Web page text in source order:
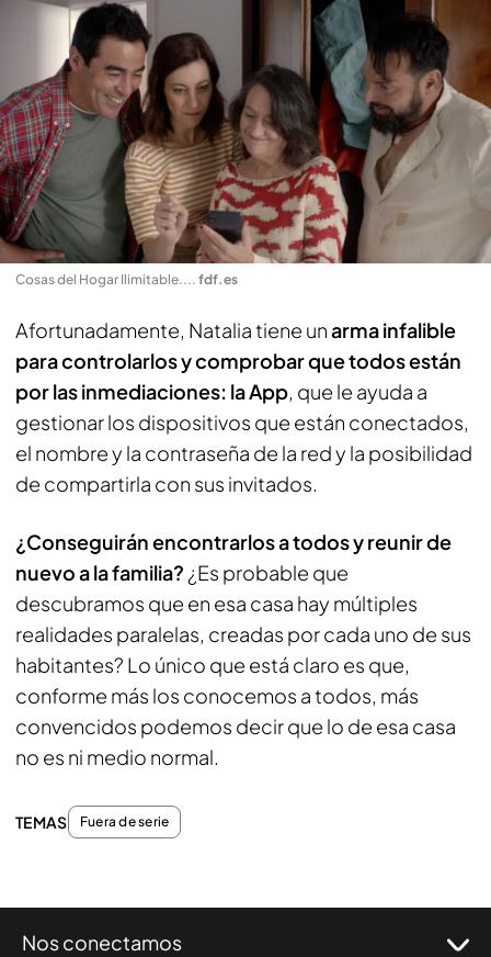
Cosas del Hogar Ilimitable.... fdf.es
Afortunadamente, Natalia tiene unarma infalible
para controlarlos y comprobar que todos están
por las inmediaciones: la App, que le ayuda a
gestionar los dispositivos que están conectados,
el nombre y la contraseña de la red y la posibilidad
de compartirla con sus invitados.
¿Conseguirán encontrarlos a todos y reunir de
nuevo a la familia? ¿Es probable que
descubramos que en esa casa hay múltiples
realidades paralelas, creadas por cada uno de sus
habitantes? Lo único que está claro es que,
conforme más los conocemos a todos, más
convencidos podemos decir que lo de esa casa
no es ni medio normal.
TEMAS Fuera de serie
Nos conectamos